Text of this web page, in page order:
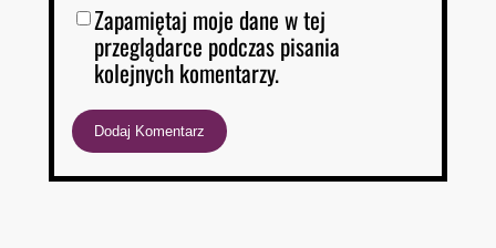
Zapamiętaj moje dane w tej
przeglądarce podczas pisania
kolejnych komentarzy.